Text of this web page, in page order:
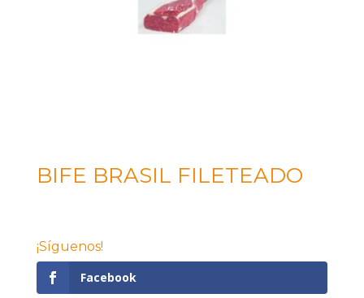
BIFE BRASIL FILETEADO
¡Síguenos!
Facebook